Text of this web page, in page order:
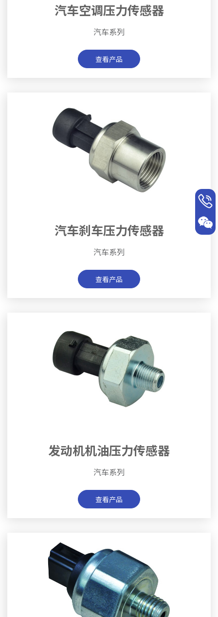
汽车空调压力传感器
汽车系列
查看产品
汽车刹车压力传感器
汽车系列
查看产品
发动机机油压力传感器
汽车系列
查看产品